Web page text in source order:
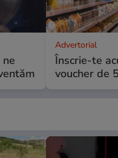
Advertorial
Înscrie-te
voucher de